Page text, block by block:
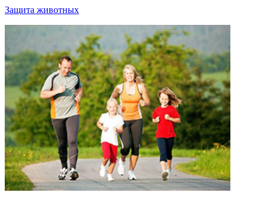
Защита животных